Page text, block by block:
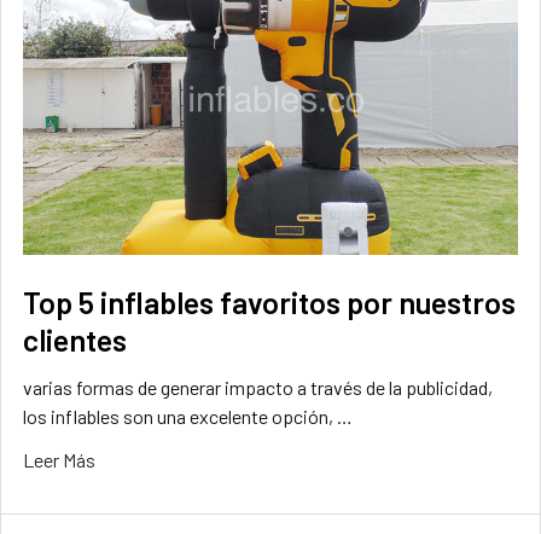
Top 5 inflables favoritos por nuestros
clientes
varias formas de generar impacto a través de la publicidad,
los inflables son una excelente opción, …
Leer Más